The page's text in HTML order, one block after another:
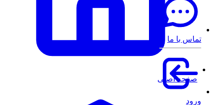
تماس با ما
ورود
صفحه اصلی